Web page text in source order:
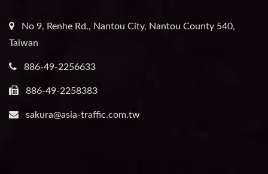
No 9, Renhe Rd., Nantou City, Nantou County 540,
Taiwan
886-49-2256633
886-49-2258383
sakura@asia-traffic.com.tw